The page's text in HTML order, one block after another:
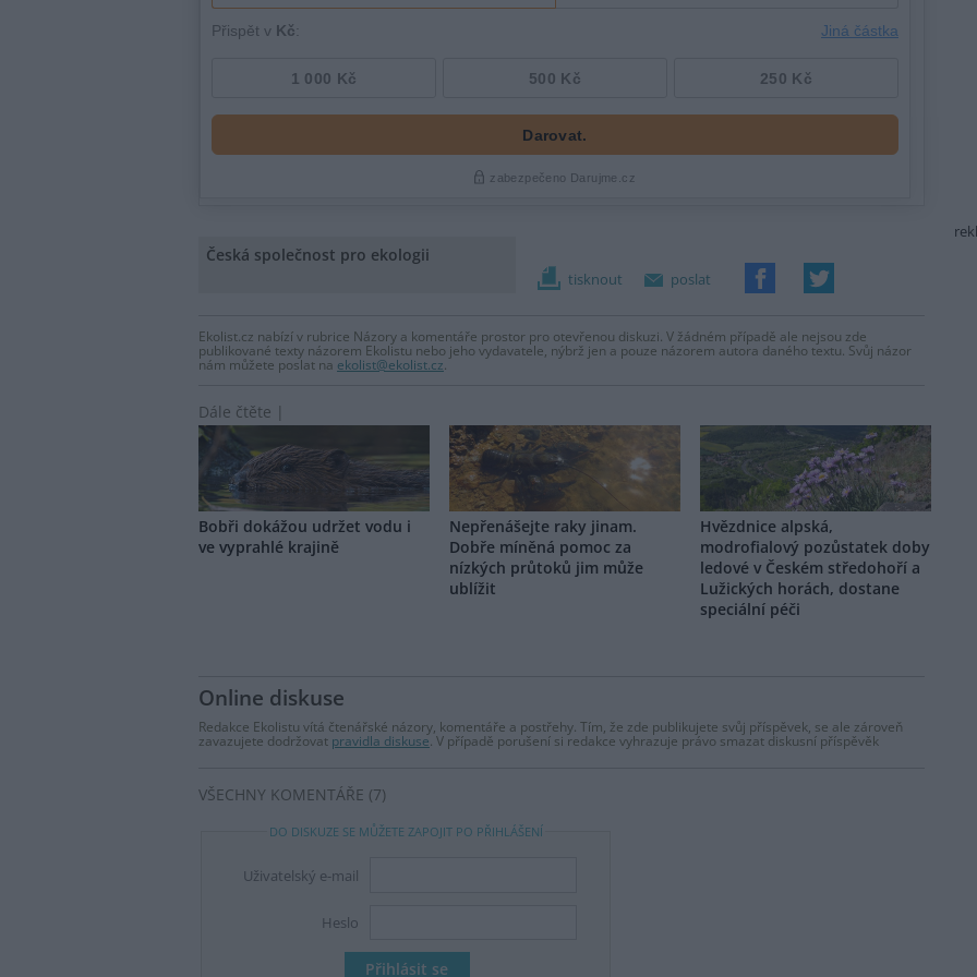
Česká společnost pro ekologii
tisknout poslat
Ekolist.cz nabízí v rubrice Názory a komentáře prostor pro otevřenou diskuzi. V žádném případě ale nejsou zde
publikované texty názorem Ekolistu nebo jeho vydavatele, nýbrž jen a pouze názorem autora daného textu. Svůj názor
nám můžete poslat na ekolist@ekolist.cz
Dále čtěte |
Bobři dokážou udržet vodu i
ve vyprahlé krajině
Nepřenášejte raky jinam.
Dobře míněná pomoc za
nízkých průtoků jim může
ublížit
Hvězdnice alpská,
modrofialový pozůstatek doby
ledové v Českém středohoří a
Lužických horách, dostane
speciální péči
Online diskuse
Redakce Ekolistu vítá čtenářské názory, komentáře a postřehy. Tím, že zde publikujete svůj příspěvek, se ale zároveň
zavazujete dodržovat pravidla diskuse. V případě porušení si redakce vyhrazuje právo smazat diskusní příspěvěk
VŠECHNY KOMENTÁŘE (7)
DO DISKUZE SE MŮŽETE ZAPOJIT PO PŘIHLÁŠENÍ
Uživatelský e-mail
Heslo